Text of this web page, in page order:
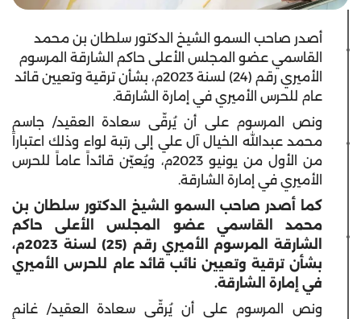
أصدر صاحب السمو الشيخ الدكتور سلطان بن محمد
القاسمي عضو المجلس الأعلى حاكم الشارقة المرسوم
الأميري رقم (24) لسنة 2023م، بشأن ترقية وتعيين قائد
عام للحرس الأميري في إمارة الشارقة.
ونص المرسوم على أن يُرقّى سعادة العقيد/ جاسم
محمد عبدالله الخيال آل علي إلى رتبة لواء وذلك اعتباراً
من الأول من يونيو 2023م، ويُعيّن قائداً عاماً للحرس
الأميري في إمارة الشارقة.
كما أصدر صاحب السمو الشيخ الدكتور سلطان بن
محمد القاسمي عضو المجلس الأعلى حاكم
الشارقة المرسوم الأميري رقم (25) لسنة 2023م،
بشأن ترقية وتعيين نائب قائد عام للحرس الأميري
في إمارة الشارقة.
ونص المرسوم على أن يُرقّى سعادة العقيد/ غانم